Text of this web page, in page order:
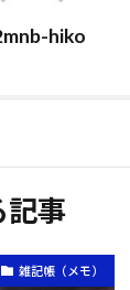
hiko
記事
雑記帳（メモ）